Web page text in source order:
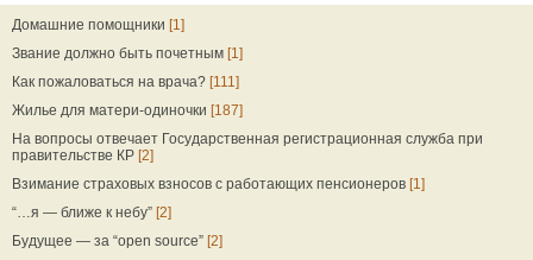
Домашние помощники [1]
Звание должно быть почетным [1]
Как пожаловаться на врача? [111]
Жилье для матери-одиночки [187]
На вопросы отвечает Государственная регистрационная служба при
правительстве КР [2]
Взимание страховых взносов с работающих пенсионеров [1]
“…я — ближе к небу” [2]
Будущее — за “open source” [2]